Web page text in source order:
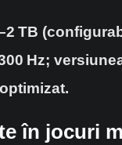
2 TB
Hz;
în jocuri